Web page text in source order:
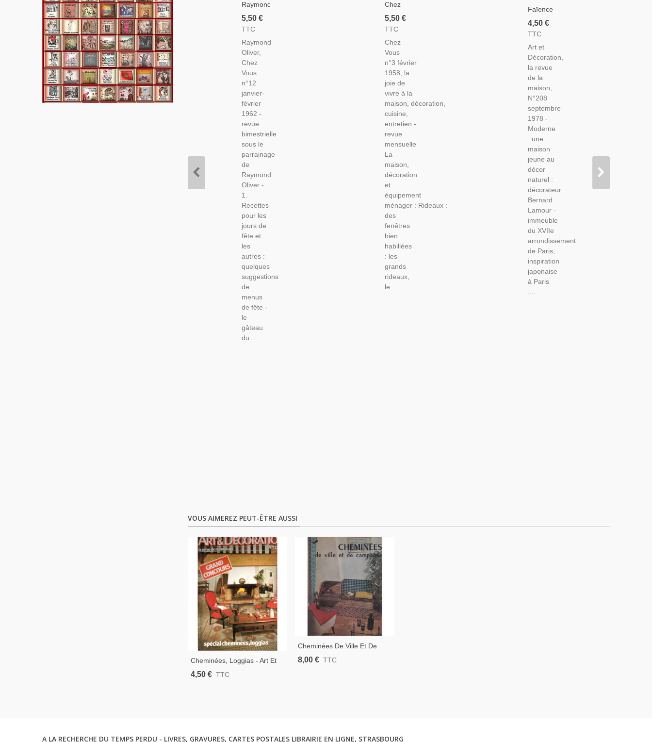
Raymond
Oliver,
Chez
N°12
Fév
1962 -
Magazine
Féminin,
Cuisine,
Décoration,
Ameublement
Vintage
5,50 €
TTC
Raymond
Oliver,
Chez
Vous
n°12
janvier-
février
1962 -
revue
bimestrielle
sous le
parrainage
de
Raymond
Oliver -
1.
Recettes
pour les
jours de
fête et
les
autres :
quelques
suggestions
de
menus
de fête -
le
gâteau
du...
Chez
Vous,
Décoration,
Entretien
N°3
Février
1958 -
Magazine
Féminin
1950,
Décoration
Vintage
5,50 €
TTC
Chez
Vous
n°3 février
1958, la
joie de
vivre à la
maison, décoration,
cuisine,
entretien -
revue
mensuelle
La
maison,
décoration
et
équipement
ménager : Rideaux :
des
fenêtres
bien
habillées
: les
grands
rideaux,
le...
Faïence
De
Sainceny,
1970,
Mobilier
De
Montagne,
- Art Et
Décoration,
Revue
De La
Maison,
N°208
Sep
1978 -
4,50 €
TTC
Art et
Décoration,
la revue
de la
maison,
N°208
septembre
1978 -
Moderne
: une
maison
jeune au
décor
naturel :
décorateur
Bernard
Lamour -
immeuble
du XVIIe
arrondissement
de Paris,
inspiration
japonaise
à Paris
:...
VOUS AIMEREZ PEUT-ÊTRE AUSSI
Cheminées, Loggias - Art Et
Décoration, Revue De La
Maison, N°218 Jan 1980 -
4,50 € TTC
Cheminées De Ville Et De
Campagne, Nicole Orthlieb -
8,00 € TTC
A LA RECHERCHE DU TEMPS PERDU - LIVRES, GRAVURES, CARTES POSTALES LIBRAIRIE EN LIGNE, STRASBOURG